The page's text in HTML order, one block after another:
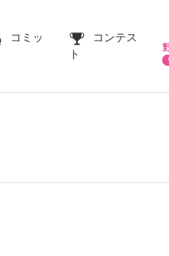
コミッ
コンテス
ト